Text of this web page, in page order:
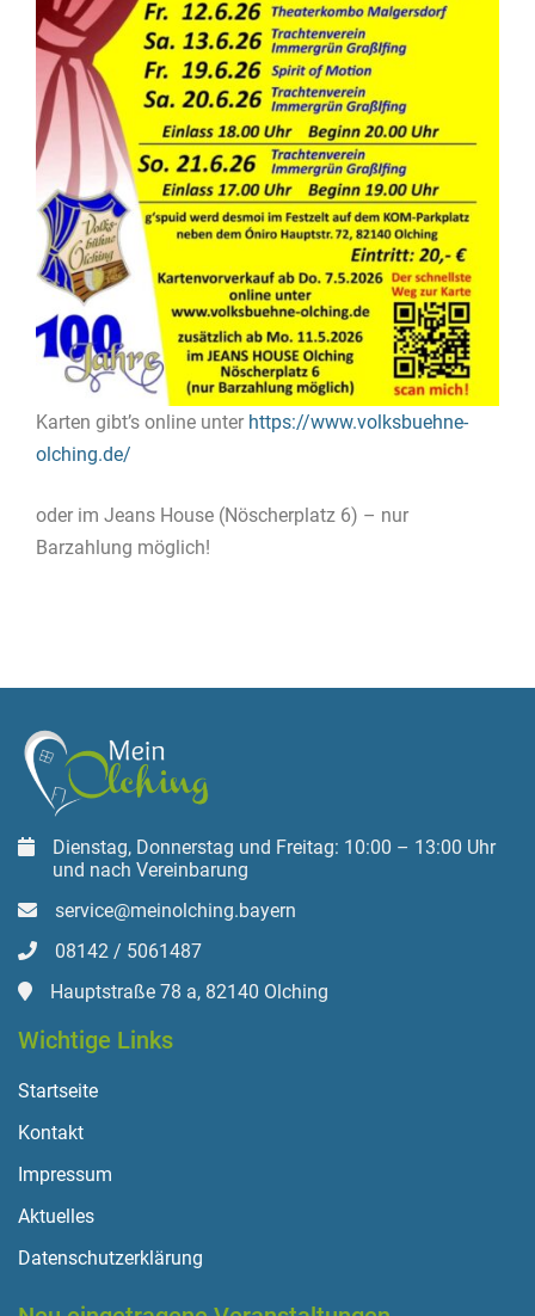
Karten gibt’s online unter https://www.volksbuehne-
olching.de/
oder im Jeans House (Nöscherplatz 6) – nur
Barzahlung möglich!
Dienstag, Donnerstag und Freitag: 10:00 – 13:00 Uhr
und nach Vereinbarung
service@meinolching.bayern
08142 / 5061487
Hauptstraße 78 a, 82140 Olching
Wichtige Links
Startseite
Kontakt
Impressum
Aktuelles
Datenschutzerklärung